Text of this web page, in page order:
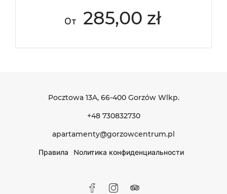
От 285,00 zł
Pocztowa 13A, 66-400 Gorzów Wlkp.
+48 730832730
apartamenty@gorzowcentrum.pl
Правила
Nолитика конфиденциальности